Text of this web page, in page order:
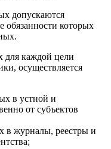
допускаются
обязанности которых
для каждой цели
осуществляется
в устной и
от субъектов
в журналы, реестры и